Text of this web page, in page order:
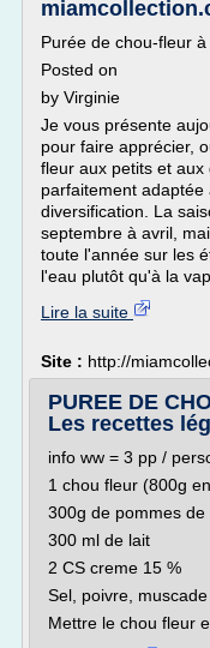
Purée de chou-fleur
Posted on
by Virginie
Je vous présente
pour faire apprécier,
fleur aux petits et
parfaitement
diversification. La
septembre à avril,
toute l'année sur les
l'eau plutôt qu'à la
Lire la suite
Site : http://
PUREE DE
Les recettes
info ww = 3 pp /
1 chou fleur (800g
300g de pommes de
300 ml de lait
2 CS creme 15 %
Sel, poivre, muscade
Mettre le chou fleur